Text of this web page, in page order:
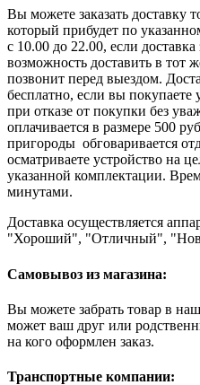
Вы можете заказать доставку
который прибудет по
с 10.00 до 22.00, если доставка
возможность доставить в тот
позвонит перед выездом.
бесплатно, если вы покупаете
при отказе от покупки без
оплачивается в размере 500
пригороды обговаривается
осматриваете устройство на
указанной комплектации.
минутами.
Доставка осуществляется
"Хороший", "Отличный",
Самовывоз из магазина:
Вы можете забрать товар в
может ваш друг или
на кого оформлен заказ.
Транспортные компании: